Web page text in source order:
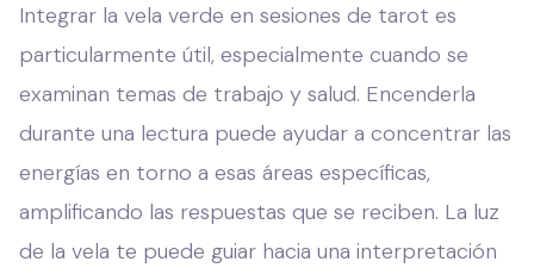
Integrar la vela verde en sesiones de tarot es
particularmente útil, especialmente cuando se
examinan temas de trabajo y salud. Encenderla
durante una lectura puede ayudar a concentrar las
energías en torno a esas áreas específicas,
amplificando las respuestas que se reciben. La luz
de la vela te puede guiar hacia una interpretación